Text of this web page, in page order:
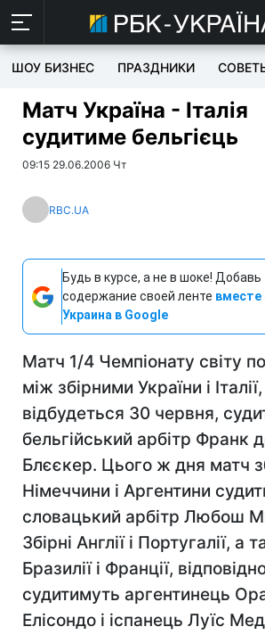
ШОУ БИЗНЕС ПРАЗДНИКИ
Матч Україна - Італія
судитиме бельгієць
09:15 29.06.2006 Чт
RBC.UA
Будь в курсе, а не в шоке! Добавь
содержание своей ленте вместе
Украина в Google
Матч 1/4 Чемпіонату світу
між збірними України і
відбудеться 30 червня,
бельгійський арбітр Франк
Блєєкер. Цього ж дня матч
Німеччини і Аргентини
словацький арбітр Любош
Збірні Англії і Португалії, а
Бразилії і Франції,
судитимуть аргентинець
Елісондо і іспанець Луїс